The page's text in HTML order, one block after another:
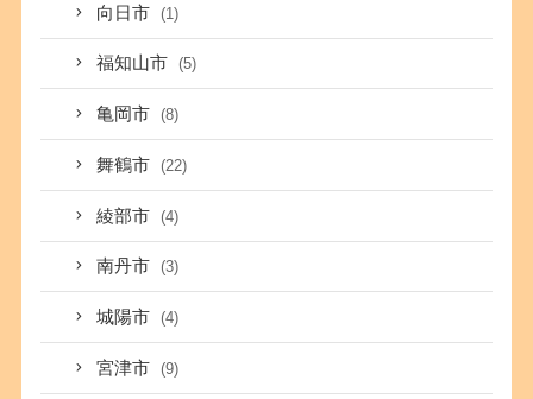
向日市 (1)
福知山市 (5)
亀岡市 (8)
舞鶴市 (22)
綾部市 (4)
南丹市 (3)
城陽市 (4)
宮津市 (9)